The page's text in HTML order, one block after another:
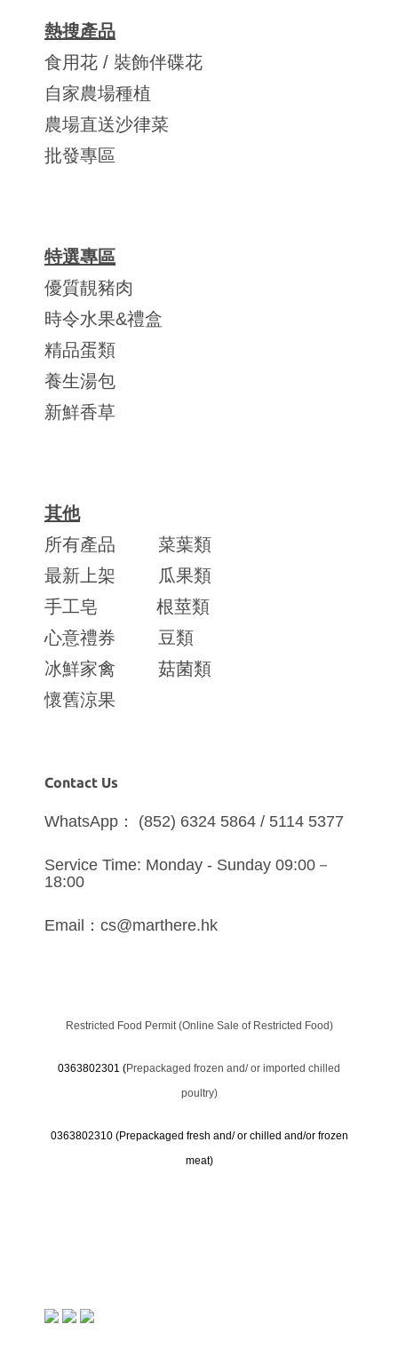
熱搜產品
食用花 / 裝飾伴碟花
自家農場種植
農場直送沙律菜
批發專區
特選專區
優質靚豬肉
時令水果&禮盒
精品蛋類
養生湯包
新鮮香草
其他
所有產品
菜葉類
最新上架
瓜果類
手工皂
根莖類
心意禮券
豆類
冰鮮家禽
菇菌類
懷舊涼果
Contact Us
WhatsApp： (852) 6324 5864 / 5114 5377
Service Time: Monday - Sunday 09:00－
18:00
Email：cs@marthere.hk
Restricted Food Permit (Online Sale of Restricted Food)
0363802301 (Prepackaged frozen and/ or imported chilled
poultry)
0363802310 (Prepackaged fresh and/ or chilled and/or frozen
meat)